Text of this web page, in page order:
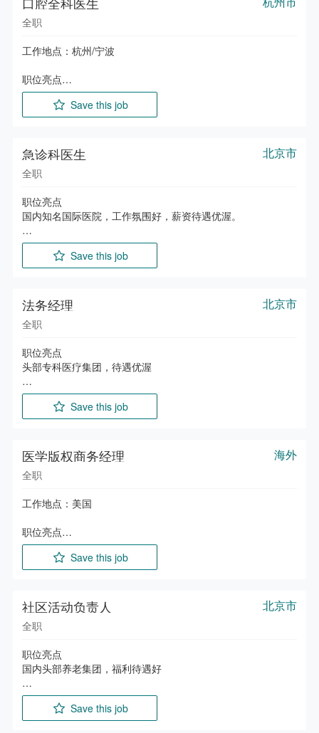
任职要求
2. 5年以上医美运营管理或医疗行业相关经验，熟悉医院运营
3. 具备较强的产品运营能力、跨部门协调能力及运营问题分析
和落地优化能力。
4. 联合期刊、医学机构开展学术传播与市场活动，提升公司学
术影响力。
使用合规。
任职要求
1. 生物医学、临床医学、药学等相关专业硕士及以上，
MD/PhD 优先；
3. 具备复杂版权与数据许可谈判能力，熟悉非标准化授权协
议，有 TDM 文本数据挖掘经验优先；
系；
5. 英语可作为工作语言，能独立开展国际商务沟通与谈判；
版权政策动态。
全职
工作地点：杭州/宁波
职位亮点
国内头部连锁医疗机构，客群成熟，工作环境舒适，科室建设
1. 为客户提供高质量的口腔诊疗服务；
2. 认真规范的书写病历；
3. 执行各项技术操作常规，提高医疗质量，规范化操作。
任职要求
1. 国内正规医学院校口腔系毕业，本科及以上学历；
2. 口腔临床工作经验三年以上。
Save this job
急诊科医生
全职
北京市
职位亮点
国内知名国际医院，工作氛围好，薪资待遇优渥。
主要职责
1. 进行急诊、抢救工作；
2. 严格执行各项规章制度、技术操作规程，严防医疗差错事
任职要求
1. 硕士及以上学历，持有执业医生资格证；
3. 英语可作为工作语言。
Save this job
法务经理
全职
北京市
职位亮点
头部专科医疗集团，待遇优渥
主要职责
1、负责集团法律事务的全面管理，包括但不限于合同审核、法
律咨询、风险控制及法律文件起草；
决策合规性；
3、监督并指导各分、子公司的法务工作，确保其合法运营；
4、处理集团内部及外部法律纠纷，维护公司合法权益；
1、法律专业本科及以上学历，具备相关职称或同等资格；
2、拥有5年以上律所或企业法务等相关工作经验，有医疗行业
背景者优先；
4、具有较强的沟通能力和谈判技巧，能够有效应对各类法律事
Save this job
医学版权商务经理
全职
海外
工作地点：美国
职位亮点
Top 知名企业，全球医学内容+数据业务布局，发展前景好，薪
资待遇佳。
1. 协同算法、医学及内容团队，制定医学内容策略，满足业务
内容与数据需求；
长期战略合作；
3. 主导内容与数据商务谈判，获取授权、分发、联合运营等商
业化使用权；
4. 联合期刊、医学机构开展学术传播与市场活动，提升公司学
术影响力；
Save this job
社区活动负责人
全职
北京市
职位亮点
国内头部养老集团，福利待遇好
主要职责
1. 调研老年人兴趣偏好（如戏曲、书法、手工、合唱、节日庆
典等），结合季节及节日节点策划文娱活动方案（主题、流
Save this job